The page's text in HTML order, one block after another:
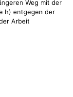
Weg mit der
h) entgegen der
Arbeit